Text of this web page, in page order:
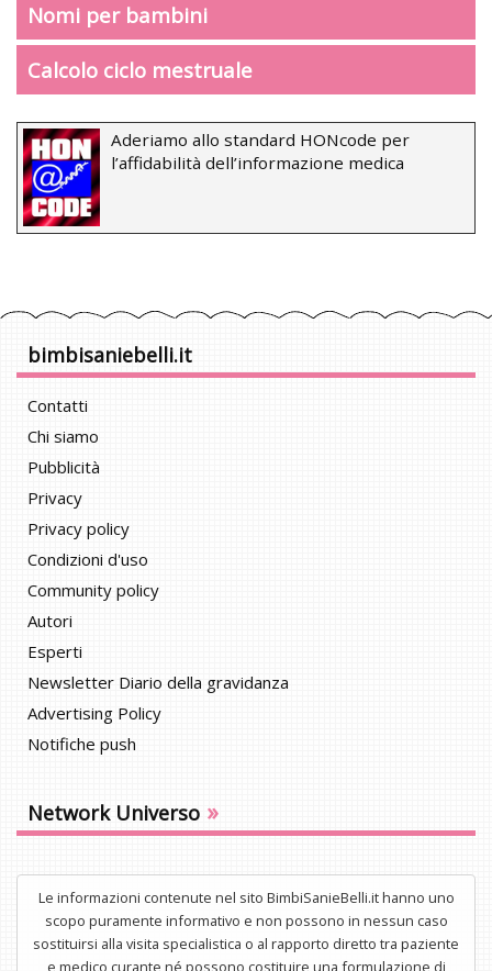
Nomi per bambini
Calcolo ciclo mestruale
Aderiamo allo standard HONcode per
l’affidabilità dell’informazione medica
bimbisaniebelli.it
Contatti
Chi siamo
Pubblicità
Privacy
Privacy policy
Condizioni d'uso
Community policy
Autori
Esperti
Newsletter Diario della gravidanza
Advertising Policy
Notifiche push
Network Universo »
Le informazioni contenute nel sito BimbiSanieBelli.it hanno uno
scopo puramente informativo e non possono in nessun caso
sostituirsi alla visita specialistica o al rapporto diretto tra paziente
e medico curante né possono costituire una formulazione di